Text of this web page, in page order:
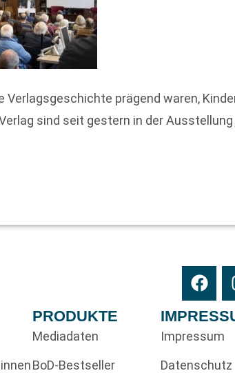
Verlagsgeschichte prägend waren,
sind seit gestern in der
PRODUKTE
Mediadaten
BoD-Bestseller
Impressum
Datenschutz